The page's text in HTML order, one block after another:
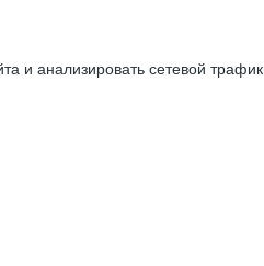
и анализировать сетевой трафик.